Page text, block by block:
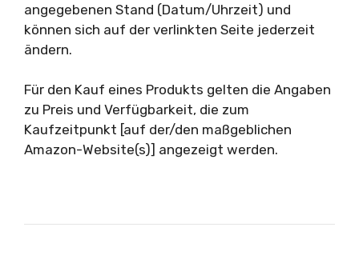
angegebenen Stand (Datum/Uhrzeit) und
können sich auf der verlinkten Seite jederzeit
ändern.
Für den Kauf eines Produkts gelten die Angaben
zu Preis und Verfügbarkeit, die zum
Kaufzeitpunkt [auf der/den maßgeblichen
Amazon-Website(s)] angezeigt werden.